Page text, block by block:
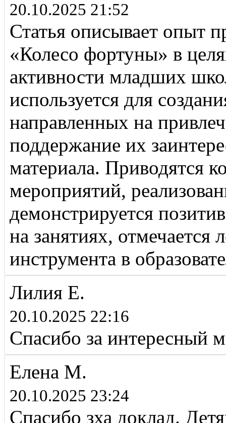
20.10.2025 21:52
Статья описывает опыт
«Колесо фортуны» в
активности младших
используется для
направленных на
поддержание их
материала. Приводятся
мероприятий,
демонстрируется
на занятиях, отмечается
инструмента в
Лилия Е.
20.10.2025 22:16
Спасибо за интересный
Елена М.
20.10.2025 23:24
Спасибо зха доклад.